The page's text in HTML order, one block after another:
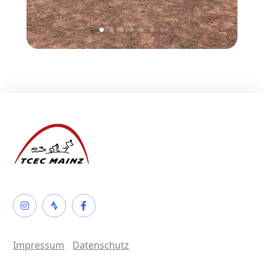
Impressum Datenschutz